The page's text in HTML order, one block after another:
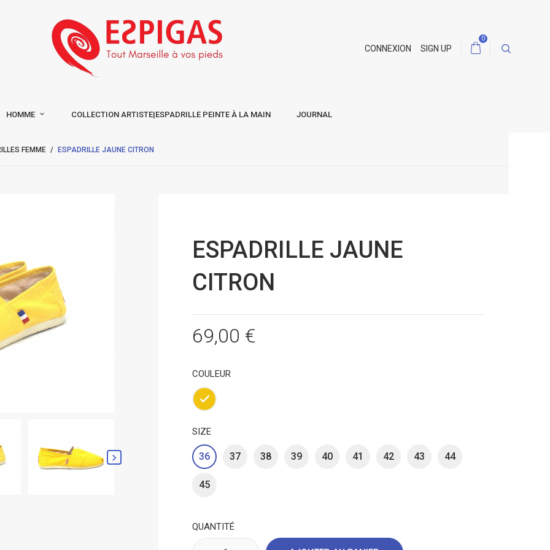
CONNEXION SIGN UP
0
HOMME COLLECTION ARTISTE|ESPADRILLE PEINTE À LA MAIN JOURNAL
FEMME ESPADRILLE JAUNE CITRON

ESPADRILLE JAUNE
CITRON
69,00 €
COULEUR
Jaune
SIZE
36 37 38 39 40 41 42 43 44
45
QUANTITÉ